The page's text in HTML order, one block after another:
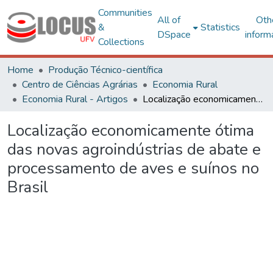
Communities
&
Collections
All of
DSpace
Statistics
Home
Produção Técnico-científica
Centro de Ciências Agrárias
Economia Rural
Economia Rural - Artigos
Localização economicamente ótima das novas agroindústrias de abate e processamento de aves e suínos no Brasil
Localização economicamente ótima
das novas agroindústrias de abate e
processamento de aves e suínos no
Brasil